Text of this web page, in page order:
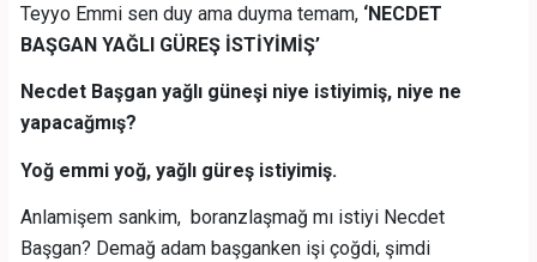
Teyyo Emmi sen duy ama duyma temam, ‘NECDET
BAŞGAN YAĞLI GÜREŞ İSTİYİMİŞ’
Necdet Başgan yağlı güneşi niye istiyimiş, niye ne
yapacağmış?
Yoğ emmi yoğ, yağlı güreş istiyimiş.
Anlamişem sankim, boranzlaşmağ mı istiyi Necdet
Başgan? Demağ adam başganken işi çoğdi, şimdi